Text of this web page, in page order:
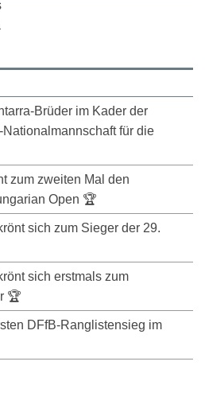
Brüder im Kader der
für die
zum zweiten Mal den
Open 🏆
sich zum Sieger der 29.
sich erstmals zum
🏆
DFfB-Ranglistensieg im